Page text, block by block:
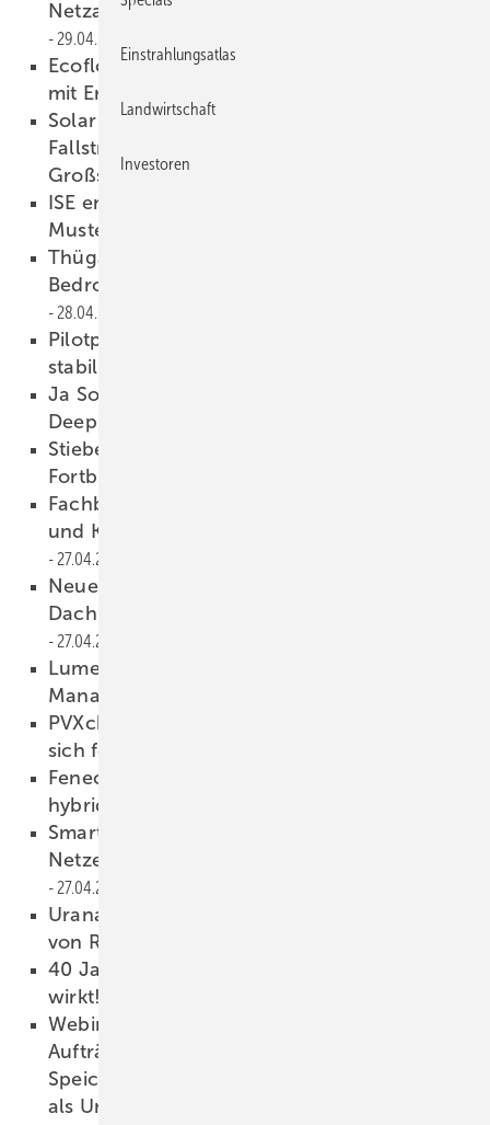
Netzanschlussverfahren für Energiespeicher
29.04.2026
Ecoflowzeigt dreiphasiges Speichersystem
mit Ersatzstrom
Solar Investors Guide #5: Perspektiven und
Fallstricke für Investitionen in Solarparks und
Großspeicher
ISE entwickelt farbige Solarfolien mit
Mustern
Thüga-Umfrage: Cyberangriffe sind größte
Bedrohung für Versorgungssicherheit
28.04.2026
Pilotprojekt Viflex: Wärmepumpen
stabilisieren das Stromnetz
Ja Solar präsentiert neue Module der
Deepblue-5.0-Reihe
Stiebel Eltron erweitert Angebot zur
Fortbildung für Installateure
Fachbetriebe gewinnen mit Finanzierung
und KI-Unterstützung mehr Aufträge
27.04.2026
Neue Normen für die Solarmontage auf dem
Dach – PV Austria erklärt die Regeln
27.04.2026
Lumenhaus: Smarter Speicher mit KI-
Manager
PVXchange: Anstieg der Modulpreise setzt
sich fort
Fenecon zeigt neuen Gewerbespeicher mit
hybridem Wechselrichter
Smart-Meter-Analyse: Ersparnis bei
Netzentgelten variiert stark nach Region
27.04.2026
Uranatlas: Atomkraft verstärkt Abhängigkeit
von Russland
40 Jahre nach Tschernobyl – Ihre Hilfe
wirkt!
Webinaraufzeichnung: Alte Anlagen, neue
Aufträge – unabhängige
Speichernachrüstung mit der Backup-Box
als Umsatzbooster
Einstrahlungsatlas
Landwirtschaft
Investoren